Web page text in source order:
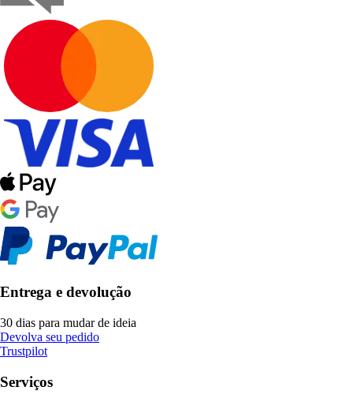
Entrega e devolução
30 dias para mudar de ideia
Devolva seu pedido
Trustpilot
Serviços